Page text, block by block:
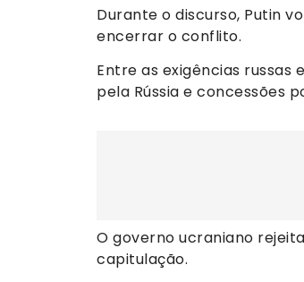
Durante o discurso, Putin
encerrar o conflito.
Entre as exigências
pela Rússia e concessões
O governo ucraniano
capitulação.